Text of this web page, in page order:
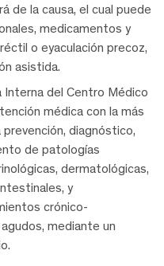
de la causa, el cual puede
medicamentos y
o eyaculación precoz,
asistida.
del Centro Médico
médica con la más
diagnóstico,
de patologías
dermatológicas,
y
crónico-
mediante un